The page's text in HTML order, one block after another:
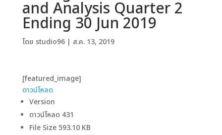
and Analysis Quarter 2
Ending 30 Jun 2019
โดย studio96| ส.ค. 13, 2019
[featured_image]
ดาวน์โหลด
Version
ดาวน์โหลด 431
File Size 593.10 KB